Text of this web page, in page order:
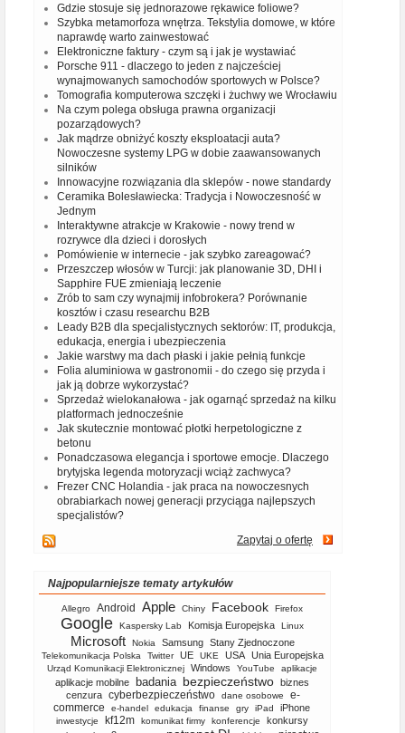
Gdzie stosuje się jednorazowe rękawice foliowe?
Szybka metamorfoza wnętrza. Tekstylia domowe, w które
naprawdę warto zainwestować
Elektroniczne faktury - czym są i jak je wystawiać
Porsche 911 - dlaczego to jeden z najcześciej
wynajmowanych samochodów sportowych w Polsce?
Tomografia komputerowa szczęki i żuchwy we Wrocławiu
Na czym polega obsługa prawna organizacji
pozarządowych?
Jak mądrze obniżyć koszty eksploatacji auta?
Nowoczesne systemy LPG w dobie zaawansowanych
silników
Innowacyjne rozwiązania dla sklepów - nowe standardy
Ceramika Bolesławiecka: Tradycja i Nowoczesność w
Jednym
Interaktywne atrakcje w Krakowie - nowy trend w
rozrywce dla dzieci i dorosłych
Pomówienie w internecie - jak szybko zareagować?
Przeszczep włosów w Turcji: jak planowanie 3D, DHI i
Sapphire FUE zmieniają leczenie
Zrób to sam czy wynajmij infobrokera? Porównanie
kosztów i czasu researchu B2B
Leady B2B dla specjalistycznych sektorów: IT, produkcja,
edukacja, energia i ubezpieczenia
Jakie warstwy ma dach płaski i jakie pełnią funkcje
Folia aluminiowa w gastronomii - do czego się przyda i
jak ją dobrze wykorzystać?
Sprzedaż wielokanałowa - jak ogarnąć sprzedaż na kilku
platformach jednocześnie
Jak skutecznie montować płotki herpetologiczne z
betonu
Ponadczasowa elegancja i sportowe emocje. Dlaczego
brytyjska legenda motoryzacji wciąż zachwyca?
Frezer CNC Holandia - jak praca na nowoczesnych
obrabiarkach nowej generacji przyciąga najlepszych
specjalistów?
Zapytaj o ofertę
Najpopularniejsze tematy artykułów
Allegro Android Apple Chiny Facebook Firefox
Google Kaspersky Lab Komisja Europejska Linux
Microsoft Nokia Samsung Stany Zjednoczone
Telekomunikacja Polska Twitter UE UKE USA Unia Europejska
Urząd Komunikacji Elektronicznej Windows YouTube aplikacje
aplikacje mobilne badania bezpieczeństwo biznes
cenzura cyberbezpieczeństwo dane osobowe
e-
commerce
e-handel edukacja finanse gry iPad iPhone
inwestycje kf12m komunikat firmy konferencje konkursy